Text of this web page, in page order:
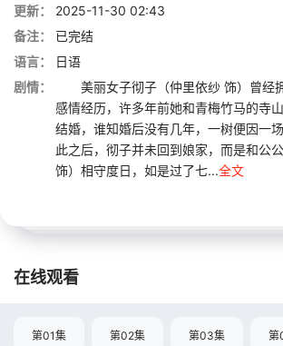
更新：
2025-11-30 02:43
备注：
已完结
语言：
日语
剧情：
美丽女子彻子（仲里依纱 饰）曾经
感情经历，许多年前她和青梅竹马的寺
结婚，谁知婚后没有几年，一树便因一
此之后，彻子并未回到娘家，而是和公
饰）相守度日，如是过了七...全文
在线观看
第01集 第02集 第03集 第